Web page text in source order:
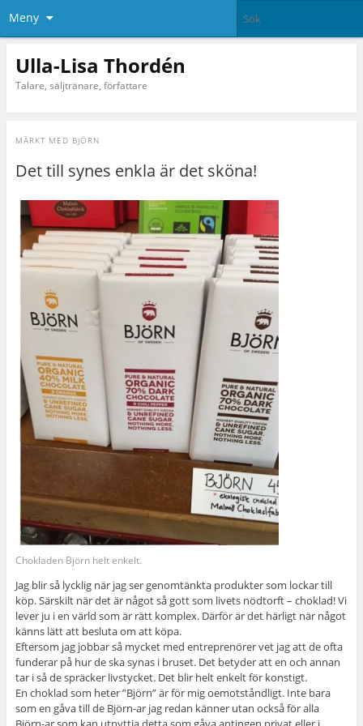
Meny
Ulla-Lisa Thordén
Talare, säljtränare, författare
MÄRKT MED BJÖRN
Det till synes enkla är det sköna!
Chokladen Björn helt enkelt.
Jag blir så lycklig när jag ser genomtänkta produkter som lockar till
köp. Särskilt när det är något så gott som livets nödtorft – choklad! Vi
lever ju i en värld som är rätt komplex. Därför är det härligt när något
känns lätt att besluta om att köpa.
Eftersom jag jobbar så mycket med entreprenörer vet jag att de ofta
funderar på hur de ska synas i bruset. Det betyder att en och annan
tar i så de spräcker livstycket. Det blir helt enkelt för konstigt.
En choklad som heter ”Björn” är för mig oemotståndligt. Inte bara
som en gåva till de Björn-ar jag redan känner utan också för alla